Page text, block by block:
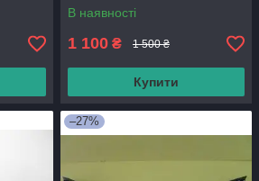
В наявності
1 100 ₴ 1 500 ₴
Купити
–27%